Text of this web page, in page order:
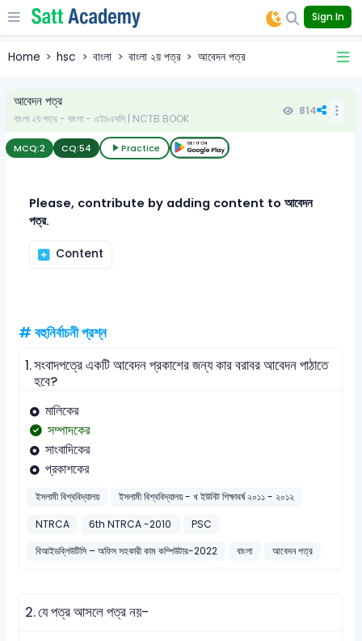
Sign In
Home hsc বাংলা বাংলা ২য় পত্র আবেদন পত্র
আবেদন পত্র
বাংলা ২য় পত্র - বাংলা - এইচএসসি | NCTB BOOK
814
MCQ:2 CQ:54 Practice
Please, contribute by adding content to আবেদন
পত্র.
Content
# বহুনির্বাচনী প্রশ্ন
1.সংবাদপত্রে একটি আবেদন প্রকাশের জন্য কার বরাবর আবেদন পাঠাতে
হবে?
মালিকের
সম্পাদকের
সাংবাদিকের
প্রকাশকের
ইসলামী বিশ্ববিদ্যালয়
ইসলামী বিশ্ববিদ্যালয় - খ ইউনিট শিক্ষাবর্ষ ২০১১ - ২০১২
NTRCA
6th NTRCA -2010
PSC
বিআইডব্লিউটিসি – অফিস সহকারী কাম কম্পিউটার-2022
বাংলা আবেদন পত্র
2.যে পত্র আসলে পত্র নয়-